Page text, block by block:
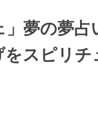
」夢の夢
をスピリ